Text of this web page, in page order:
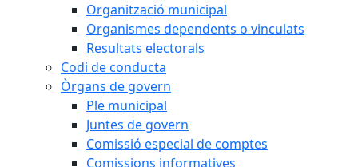
Organització municipal
Organismes dependents o vinculats
Resultats electorals
Codi de conducta
Òrgans de govern
Ple municipal
Juntes de govern
Comissió especial de comptes
Comissions informatives